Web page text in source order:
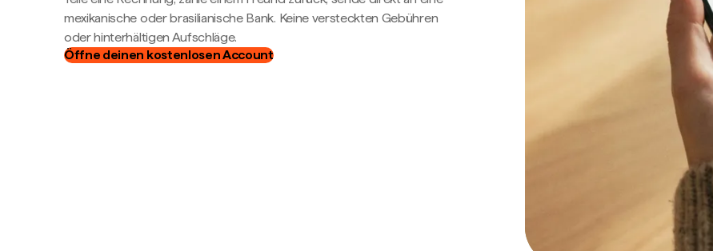
mexikanische oder brasilianische Bank. Keine versteckten Gebühren
oder hinterhältigen Aufschläge.
Öffne deinen kostenlosen Account